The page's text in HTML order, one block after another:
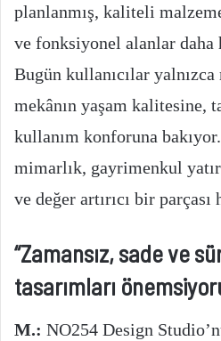
planlanmış, kaliteli
ve fonksiyonel alanlar daha
Bugün kullanıcılar
mekânın yaşam kalitesine,
kullanım konforuna
mimarlık, gayrimenkul
ve değer artırıcı bir
“Zamansız, sade ve
tasarımları
M.: NO254 Design